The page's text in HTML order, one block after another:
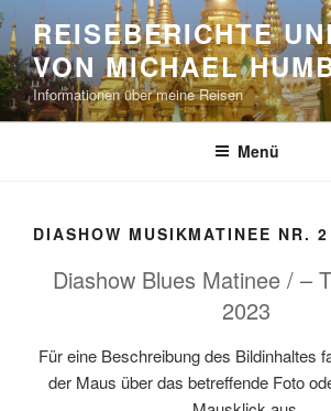
Zum
Inhalt
springen
REISEBERICHTE
VON MICHAEL
Informationen über meine Reisen
Menü
DIASHOW MUSIKMATINEE NR. 2
Diashow Blues Matinee / –
2023
Für eine Beschreibung des Bildinhaltes
der Maus über das betreffende Foto